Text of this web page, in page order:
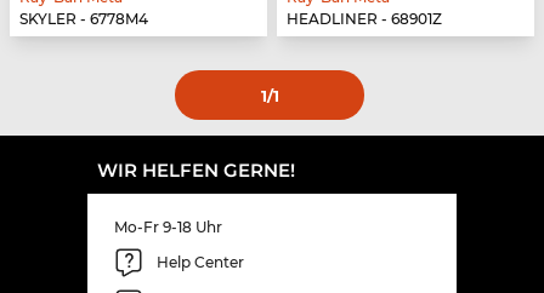
SKYLER - 6778M4
HEADLINER - 68901Z
1/1
WIR HELFEN GERNE!
Mo-Fr 9-18 Uhr
Help Center